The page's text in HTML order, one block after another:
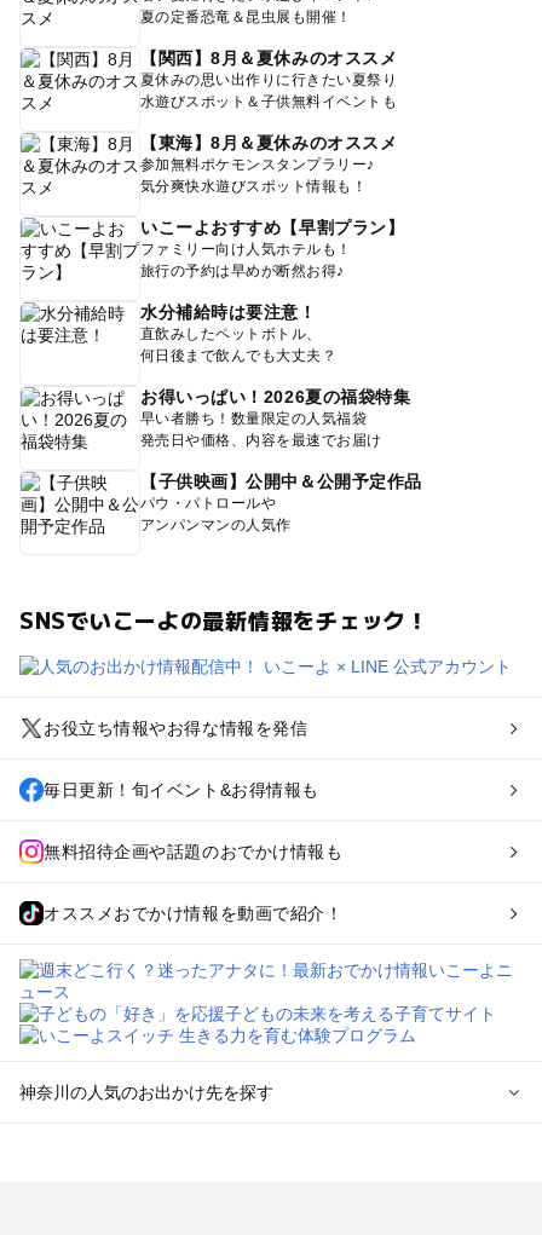
夏の定番恐竜＆昆虫展も開催！
【関西】8月＆夏休みのオススメ
夏休みの思い出作りに行きたい夏祭り
水遊びスポット＆子供無料イベントも
【東海】8月＆夏休みのオススメ
参加無料ポケモンスタンプラリー♪
気分爽快水遊びスポット情報も！
いこーよおすすめ【早割プラン】
ファミリー向け人気ホテルも！
旅行の予約は早めが断然お得♪
水分補給時は要注意！
直飲みしたペットボトル、
何日後まで飲んでも大丈夫？
お得いっぱい！2026夏の福袋特集
早い者勝ち！数量限定の人気福袋
発売日や価格、内容を最速でお届け
【子供映画】公開中＆公開予定作品
パウ・パトロールや
アンパンマンの人気作
SNSでいこーよの最新情報をチェック！
お役立ち情報やお得な情報を発信
毎日更新！旬イベント&お得情報も
無料招待企画や話題のおでかけ情報も
オススメおでかけ情報を動画で紹介！
神奈川の人気のお出かけ先を探す